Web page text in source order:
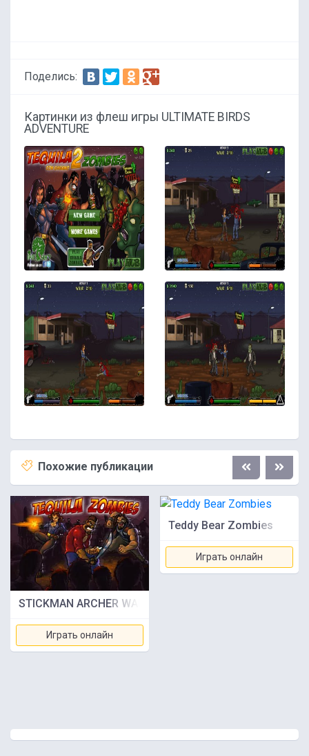
Поделись:
Картинки из флеш игры ULTIMATE BIRDS
ADVENTURE
Похожие публикации
STICKMAN ARCHER WARRIOR
Играть онлайн
Teddy Bear Zombies
Играть онлайн